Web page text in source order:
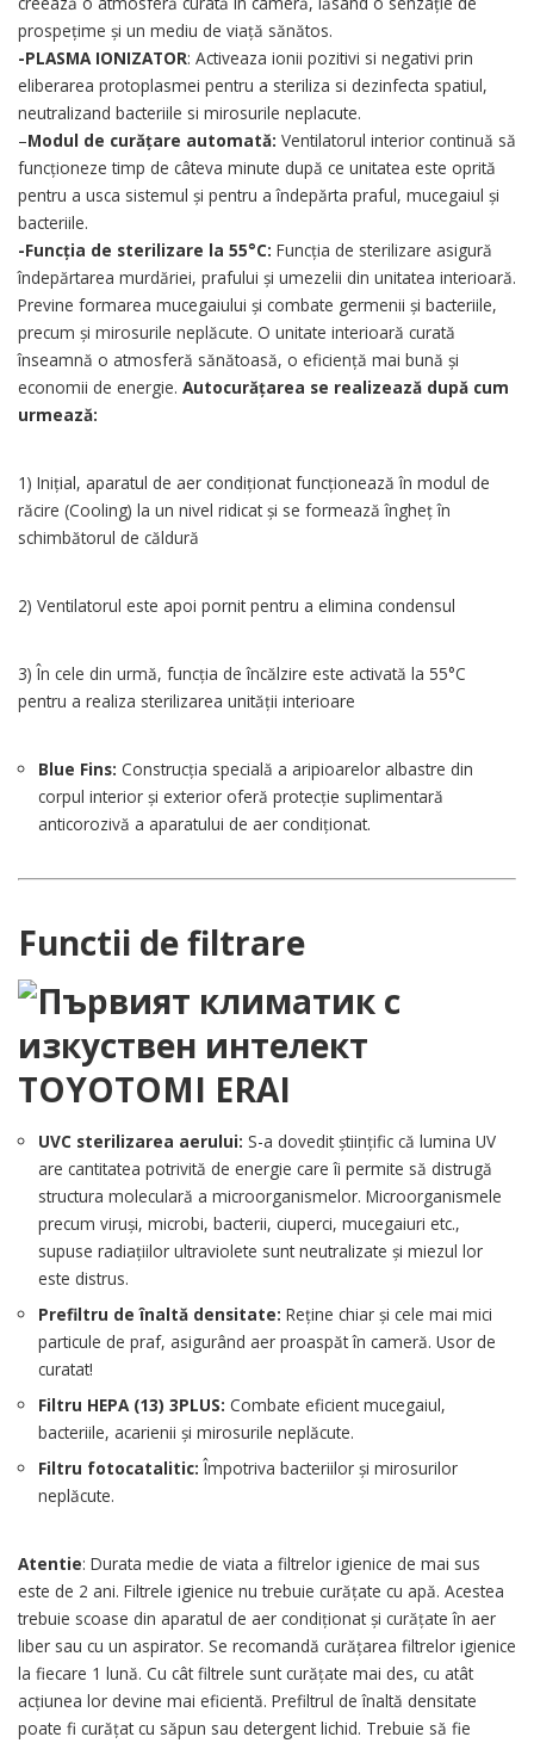
prospețime și un mediu de viață sănătos.
-PLASMA IONIZATOR: Activeaza ionii pozitivi si negativi prin
eliberarea protoplasmei pentru a steriliza si dezinfecta spatiul,
neutralizand bacteriile si mirosurile neplacute.
–Modul de curățare automată: Ventilatorul interior continuă să
funcționeze timp de câteva minute după ce unitatea este oprită
pentru a usca sistemul și pentru a îndepărta praful, mucegaiul și
bacteriile.
-Funcția de sterilizare la 55°C: Funcția de sterilizare asigură
îndepărtarea murdăriei, prafului și umezelii din unitatea interioară.
Previne formarea mucegaiului și combate germenii și bacteriile,
precum și mirosurile neplăcute. O unitate interioară curată
înseamnă o atmosferă sănătoasă, o eficiență mai bună și
economii de energie. Autocurățarea se realizează după cum
urmează:
1) Inițial, aparatul de aer condiționat funcționează în modul de
răcire (Cooling) la un nivel ridicat și se formează îngheț în
schimbătorul de căldură
2) Ventilatorul este apoi pornit pentru a elimina condensul
3) În cele din urmă, funcția de încălzire este activată la 55°C
pentru a realiza sterilizarea unității interioare
Blue Fins: Construcția specială a aripioarelor albastre din
corpul interior și exterior oferă protecție suplimentară
anticorozivă a aparatului de aer condiționat.
Functii de filtrare
UVC sterilizarea aerului: S-a dovedit științific că lumina UV
are cantitatea potrivită de energie care îi permite să distrugă
structura moleculară a microorganismelor. Microorganismele
precum viruși, microbi, bacterii, ciuperci, mucegaiuri etc.,
supuse radiațiilor ultraviolete sunt neutralizate și miezul lor
este distrus.
Prefiltru de înaltă densitate: Reține chiar și cele mai mici
particule de praf, asigurând aer proaspăt în cameră. Usor de
curatat!
Filtru HEPA (13) 3PLUS: Combate eficient mucegaiul,
bacteriile, acarienii și mirosurile neplăcute.
Filtru fotocatalitic: Împotriva bacteriilor și mirosurilor
neplăcute.
Atentie: Durata medie de viata a filtrelor igienice de mai sus
este de 2 ani. Filtrele igienice nu trebuie curățate cu apă. Acestea
trebuie scoase din aparatul de aer condiționat și curățate în aer
liber sau cu un aspirator. Se recomandă curățarea filtrelor igienice
la fiecare 1 lună. Cu cât filtrele sunt curățate mai des, cu atât
acțiunea lor devine mai eficientă. Prefiltrul de înaltă densitate
poate fi curățat cu săpun sau detergent lichid. Trebuie să fie